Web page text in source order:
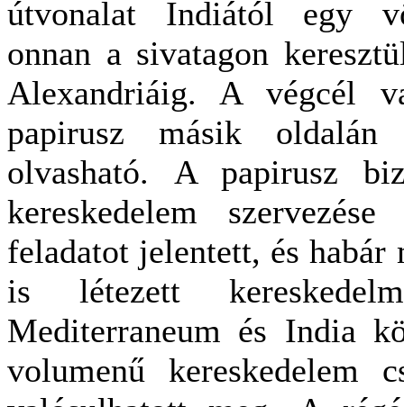
útvonalat Indiától egy
onnan a sivatagon
Alexandriáig. A végcél
papirusz másik
olvasható. A papirusz
kereskedelem
feladatot jelentett, és
is létezett
Mediterraneum és India
volumenű